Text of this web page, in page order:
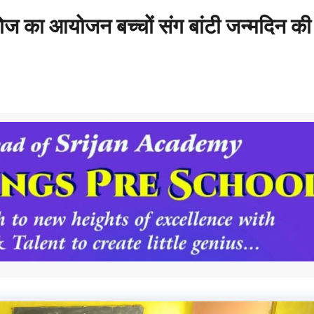
का आयोजन बच्चों संग बांटी जन्मदिन की